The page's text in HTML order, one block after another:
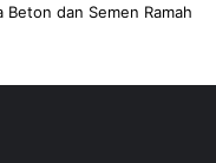
dan Semen Ramah